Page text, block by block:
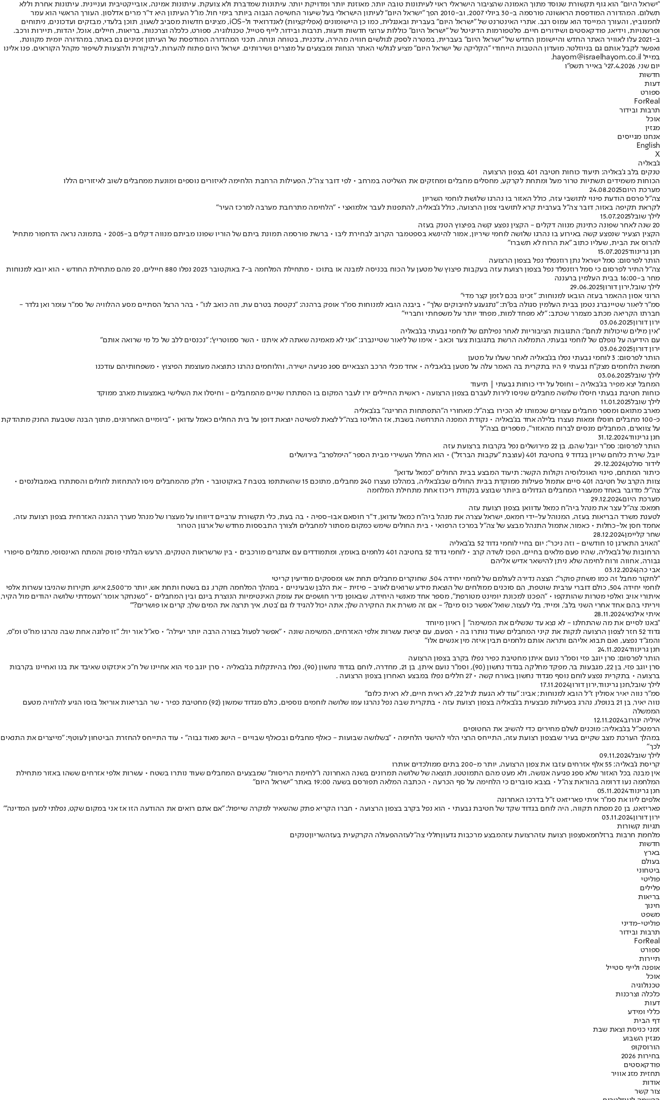
"ישראל היום" הוא גוף תקשורת שנוסד מתוך האמונה שהציבור הישראלי ראוי לעיתונות טובה יותר, מאוזנת יותר ומדויקת יותר. עיתונות שמדברת ולא צועקת. עיתונות אמינה, אובייקטיבית ועניינית. עיתונות אחרת וללא
תשלום. המהדורה המודפסת הראשונה פורסמה ב-30 ביולי 2007, וב-2010 הפך "ישראל היום" לעיתון הישראלי בעל שיעור החשיפה הגבוה ביותר בימי חול. מו"ל העיתון היא ד"ר מרים אדלסון. העורך הראשי הוא עמר
לחמנוביץ, והעורך המייסד הוא עמוס רגב. אתרי האינטרנט של "ישראל היום" בעברית ובאנגלית, כמו כן היישומונים (אפליקציות) לאנדרואיד ול-iOS, מציגים חדשות מסביב לשעון, תוכן בלעדי, מבזקים ועדכונים, ניתוחים
ופרשנויות, וידיאו, פודקאסטים ושידורים חיים. פלטפורמות הדיגיטל של "ישראל היום" כוללות ערוצי חדשות ודעות, תרבות ובידור, לייף סטייל, טכנולוגיה, ספורט, כלכלה וצרכנות, בריאות, חיילים, אוכל, יהדות, תיירות ורכב.
ב-2021 עלו לאוויר האתר החדש והיישומון החדש של "ישראל היום" בעברית, במטרה לספק לגולשים חוויה מהירה, עדכנית, בטוחה ונוחה. תכני המהדורה המודפסת של העיתון זמינים גם באתר, במהדורה יומית מקוונת,
ואפשר לקבל אותם גם בניוזלטר. מועדון ההטבות הייחודי "הקליקה של ישראל היום" מציע לגולשי האתר הנחות ומבצעים על מוצרים ושירותים. ישראל היום פתוח להערות, לביקורת ולהצעות לשיפור מקהל הקוראים. פנו אלינו
במייל hayom@israelhayom.co.il.
יום שני, 27.4.2026
י' באייר תשפ"ו
חדשות
דעות
ספורט
ForReal
תרבות ובידור
אוכל
מגזין
אנחנו מגייסים
English
X
ג'באליה
טנקים בלב ג'באליה: תיעוד כוחות חטיבה 401 בצפון הרצועה
הכוחות משמידים תשתיות טרור מעל ומתחת לקרקע, מחסלים מחבלים ומחזקים את השליטה במרחב • לפי דובר צה"ל, הפעילות הרחבת הלחימה לאיזורים נוספים ומונעת ממחבלים לשוב לאיזורים הללו
מערכת היום24.08.2025
צה"ל פרסם הודעת פינוי לתושבי עזה, כולל האזור בו נהרגו שלושת לוחמי השריון
לקראת תקיפה באזור, דובר צה"ל בערבית קרא לתושבי צפון הרצועה, כולל ג'באליה, להתפנות לעבר אלמואצי • "הלחימה מתרחבת מערבה למרכז העיר"
לילך שובל15.07.2025
20 שנה לאחר שפונה כתינוק מנווה דקלים - הקצין נפצע קשה בפיצוץ הטנק בעזה
הקצין הצעיר שנפצע קשה באירוע בו נהרגו שלושה לוחמי שיריון, אמור להינשא בספטמבר הקרוב לבחירת ליבו • ברשת פורסמה תמונת ביתם של הוריו שפונו מביתם מנווה דקלים ב-2005 • בתמונה נראה הדחפור מתחיל
להרוס את הבית, שעליו כתוב "את הרוח לא תשברו"
חנן גרינווד15.07.2025
הותר לפרסום: סמל ישראל נתן רוזנפלד נפל בצפון הרצועה
צה"ל התיר לפרסום כי סמל רוזנפלד נפל בצפון רצועת עזה בעקבות פיצוץ של מטען על הכוח בכניסה למבנה או בתוכו • מתחילת המלחמה ב-7 באוקטובר 2023 נפלו 880 חיילים, 20 מהם מתחילת החודש • הוא יובא למנוחות
מחר ב-16:00 בבית העלמין ברעננה
לילך שובל,ירון דורון29.06.2025
הרוגי אסון ההאמר בעזה הובאו למנוחות: "זכינו בכם לזמן קצר מדי"
סמ"ר ליאור שטיינברג נטמן בבית העלמין סגולה בפ"ת: "נתגעגע לחיבוקים שלך" • ביבנה הובא למנוחות סמ"ר אופק ברהנה: "נקטפת בטרם עת, וזה כואב לנו" • בהר הרצל הסתיים מסע ההלוויה של סמ"ר עומר ואן גלדר -
חברתו הקריאה מכתב מצמרר שכתב: "לא מפחד למות, מפחד יותר על משפחתי וחבריי"
ירון דורון03.06.2025
"אין מילים שיכולות לנחם": התגובות הציבוריות לאחר נפילתם של לוחמי גבעתי בג'באליה
עם הידיעה על נופלם של לוחמי גבעתי, התמלאה הרשת בתגובות צער וכאב • אימו של ליאור שטיינברג: "אני לא מאמינה שאתה לא איתנו • השר סמוטריץ': "נכנסים ללב של כל מי שרואה אותם"
ירון דורון03.06.2025
הותר לפרסום: 3 לוחמי גבעתי נפלו בג'באליה לאחר שעלו על מטען
חמשת הלוחמים מצק"ח גבעתי 9 היו בתקרית בה האמר עלה על מטען בג'אבליה • אחד מכלי הרכב הצבאיים ספג פגיעה ישירה, והלוחמים נהרגו כתוצאה מעוצמת הפיצוץ • משפחותיהם עודכנו
לילך שובל03.06.2025
המחבל יצא מפיר בג׳באליה - וחוסל על ידי כוחות גבעתי | תיעוד
כוחות חטיבת גבעתי חיסלו שלושה מחבלים שניסו לירות לעברם בצפון הרצועה • ראשית החיילים ירו לעבר המקום בו הסתתרו שניים מהמחבלים - וחיסלו את השלישי באמצעות מארב ממוקד
לילך שובל11.01.2025
מארב מתואם ומספר מחבלים עצורים שכמותו לא הכירו בצה"ל: מאחורי ה"התפתחות החריגה" בג'באליה
כ-100 מחבלים חוסלו ומאות נעצרו בלילה אחד בג'באליה • נקודת המפנה התרחשה בשבת, אז החליטו בצה"ל לצאת לפשיטה יוצאת דופן על בית החולים כאמל עדואן • "ביומיים האחרונים, מתוך הבנה שטבעת החנק מתהדקת
על צווארם, המחבלים מנסים לברוח מהאזור", מספרים בצה"ל
חנן גרינווד31.12.2024
הותר לפרסום: סמ״ר יובל שהם, בן 22 מירושלים נפל בקרבות ברצועת עזה
יובל, שירת כלוחם שריון בגדוד 9 בחטיבת 401 (עוצבת ״עקבות הברזל״) • הוא החלל העשירי מבית הספר ״הימלפרב״ בירושלים
לידור סולטן29.12.2024
כיתור המתחם, פינוי האוכלוסיה וקולות הקשר: תיעוד המבצע בבית החולים "כמאל עדואן"
צוות הקרב של חטיבה 401 סיים אתמול פעילות ממוקדת בבית החולים שבג'באליה, במהלכו נעצרו 240 מחבלים, מתוכם 15 שהשתתפו בטבח 7 באקוטובר • חלק מהמחבלים ניסו להתחזות לחולים והסתתרו באמבולנסים •
צה"ל: מדובר באחד ממעצרי המחבלים הגדולים ביותר שבוצע בנקודת ריכוז אחת מתחילת המלחמה
מערכת היום29.12.2024
חמאס: צה"ל עצר את מנהל ביה"ח כמאל עדוואן בצפון רצועת עזה
לטענת משרד הבריאות בעזה, המנוהל על-ידי חמאס, ישראל עצרה את מנהל ביה"ח כמאל עדואן, ד"ר חוסאם אבו-ספיה • בה בעת, כלי תקשורת ערביים דיווחו על מעצרו של מנהל מערך ההגנה האזרחית בצפון רצועת עזה,
אחמד חסן אל-כחלות • כאמור, אתמול התנהל מבצע של צה"ל במרכז הרפואי • בית החולים שימש כמקום מסתור למחבלים ולצורך התבססות מחדש של ארגון הטרור
שחר קליימן28.12.2024
"האויב התארגן 10 חודשים - וזה ניכר": יום בחיי לוחמי גדוד 52 בג'באליה
הרחובות של ג'באליה, שהיו פעם מלאים בחיים, הפכו לשדה קרב • לוחמי גדוד 52 בחטיבה 401 נלחמים באומץ, ומתמודדים עם אתגרים מורכבים • בין שרשראות הטנקים, הרעש הבלתי פוסק והמתח האינסופי, מתגלים סיפורי
גבורה, אחווה ורוח לחימה שלא ניתן להישאר אדיש אליהם
אבי כהן03.12.2024
"לחקור מחבל זה כמו משחק פוקר": הצצה נדירה לעולמם של לוחמי יחידה 504, שחוקרים מחבלים תחת אש ומספקים מודיעין קריטי
לוחמי יחידה 504, כולם דוברי ערבית שוטפת, הם סוכנים ממולחים של הוצאת מידע שרואים לאויב - פיזית - את הלבן שבעיניים • במהלך המלחמה חקרו, גם בשטח ותחת אש, יותר מ־2,500 איש, חקירות שהניבו עשרות אלפי
איתורי אויב ואלפי מטרות שהותקפו • "הפכנו למכונת יומינט מטורפת", מספר אחד מאנשי היחידה, שבאופן נדיר חושפים את עומק האינטימיות הנוצרת בינם ובין המחבלים • "כשנחקר אומר 'העמדתי שלושה יהודים מול הקיר,
ויריתי בהם אחד אחרי השני בלב', ומייד, בלי לעצור, שואל 'אפשר כוס מים?' - אם זה משרת את החקירה שלך, אתה יכול להגיד לו גם 'בטח, איך תרצה את המים שלך, קרים או פושרים?'"
איתי אילנאי28.11.2024
"באנו לסיים את מה שהתחלנו - לא נצא עד שנשלים את המשימה" | ראיון מיוחד
גדוד 52 חזר לצפון הרצועה לנקות את קיני המחבלים שעוד נותרו בה • הפעם, עם יציאת עשרות אלפי האזרחים, המשימה שונה • "אפשר לפעול בצורה הרבה יותר יעילה" • סא"ל אור יול: "זו פלוגה אחת שבה נהרגו מח"ט ומ"פ,
והמג"ד נפצע, ואם תבוא אליהם ותראה אותם נלחמים תבין איזה מין אנשים אלו"
חנן גרינווד24.11.2024
הותר לפרסום: סרן יוגב פזי וסמ״ר נועם איתן מחטיבת כפיר נפלו בקרב בצפון הרצועה
סרן יוגב פזי, בן 22, מגבעות בר, מפקד מחלקה בגדוד נחשון (90), וסמ״ר נועם איתן, בן 21, מחדרה, לוחם בגדוד נחשון (90), נפלו בהיתקלות בג'באליה • סרן יוגב פזי הוא אחיינו של ח"כ אינזקוט שאיבד את בנו ואחיינו בקרבות
ברצועה • בתקרית נפצע לוחם נוסף מגדוד נחשון באורח קשה • 27 חללים נפלו במבצע האחרון בצפון הרצועה .
לילך שובל,חנן גרינווד,ירון דורון17.11.2024
סמ"ר נווה יאיר אסולין ז"ל הובא למנוחות; אביו: "עוד לא הגעת לגיל 22, לא ראית חיים, לא ראית כלום"
נווה יאיר, בן 21 בנופלו, נהרג בפעילות מבצעית בג'באליה בצפון רצועת עזה • בתקרית שבה נפל נהרגו עמו שלושה לוחמים נוספים, כולם מגדוד שמשון (92) מחטיבת כפיר • שר הבריאות אוריאל בוסו הגיע להלוויה מטעם
הממשלה
איליה יגורוב12.11.2024
הרמטכ"ל בג'באליה: מוכנים לשלם מחירים כדי להשיב את החטופים
במהלך הערכת מצב שקיים בעיר שבצפון רצועת עזה, התייחס הרצי הלוי להישגי הלחימה • "בשלושה שבועות - כאלף מחבלים ובכאלף שבויים - הישג מאוד גבוה" • עוד התייחס להחזרת הביטחון לעוטף: "מייצרים את התנאים
לכך"
לילך שובל09.11.2024
קריסת ג'באליה: 55 אלף אזרחים עזבו את צפון הרצועה, יותר מ-200 בתים ממולכדים אותרו
אין מבנה בכל האזור שלא ספג פגיעה אנושה, ולא מעט מהם התמוטטו, תוצאה של שלושה תמרונים בשנה האחרונה ו"לחימת הריסות" שמבצעים המחבלים שעוד נותרו בשטח • עשרות אלפי אזרחים ששהו באזור מתחילת
המלחמה נעו דרומה בהוראת צה"ל • בצבא סוברים כי הלחימה על סף הכרעה • הכתבה המלאה תפורסם בשעה 19:00 באתר "ישראל היום"
חנן גרינווד05.11.2024
אלפים ליוו את סמ"ר איתי פאריזאט ז"ל בדרכו האחרונה
פאריזאט, בן 20 מפתח תקווה, היה לוחם בגדוד שקד של חטיבת גבעתי • הוא נפל בקרב בצפון הרצועה • חברו הקריא פתק שהשאיר למקרה שייפול: "אם אתם רואים את ההודעה הזו אז אני במקום שקט, נפלתי למען המדינה'"
ירון דורון03.11.2024
תגיות קשורות
מלחמת חרבות ברזלחמאסצפון רצועת עזהרצועת עזהמבצע מרכבות גדעוןחללי צה"לעזההפעולה הקרקעית בעזהשריוןטנקים
חדשות
בארץ
בעולם
ביטחוני
פוליטי
פלילים
בריאות
חינוך
משפט
פוליטי-מדיני
תרבות ובידור
ForReal
ספורט
תיירות
אופנה ולייף סטייל
אוכל
טכנולוגיה
כלכלה וצרכנות
דעות
כללי ומידע
דף הבית
זמני כניסת וצאת שבת
מגזין השבוע
הורוסקופ
בחירות 2026
פודקאסטים
תחזית מזג אוויר
אודות
צור קשר